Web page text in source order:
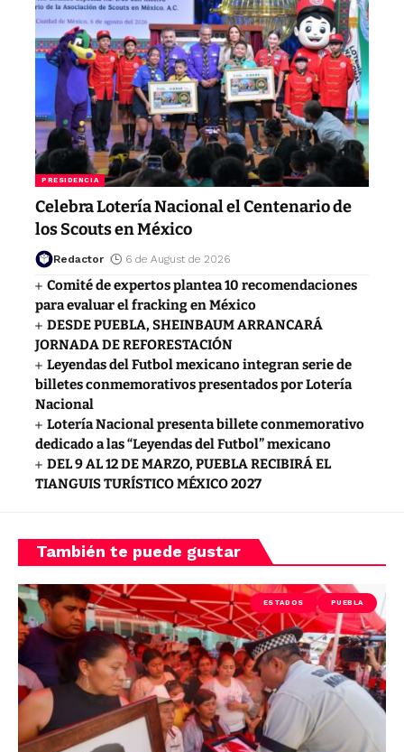
PRESIDENCIA
Celebra Lotería Nacional el Centenario de
los Scouts en México
Redactor 6 de August de 2026
Comité de expertos plantea 10 recomendaciones
para evaluar el fracking en México
DESDE PUEBLA, SHEINBAUM ARRANCARÁ
JORNADA DE REFORESTACIÓN
Leyendas del Futbol mexicano integran serie de
billetes conmemorativos presentados por Lotería
Nacional
Lotería Nacional presenta billete conmemorativo
dedicado a las “Leyendas del Futbol” mexicano
DEL 9 AL 12 DE MARZO, PUEBLA RECIBIRÁ EL
TIANGUIS TURÍSTICO MÉXICO 2027
También te puede gustar
ESTADOS PUEBLA